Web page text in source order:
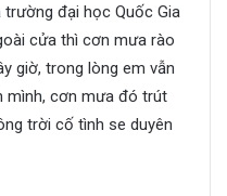
trường đại học Quốc Gia
cửa thì cơn mưa rào
giờ, trong lòng em vẫn
mình, cơn mưa đó trút
trời cố tình se duyên